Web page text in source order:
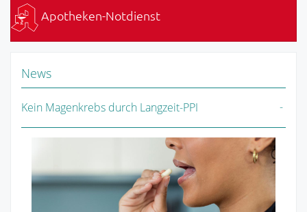
Apotheken-Notdienst
News
Kein Magenkrebs durch Langzeit-PPI